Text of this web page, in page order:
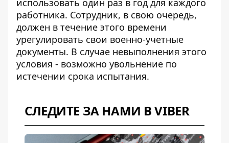
использовать один раз в год для каждого
работника. Сотрудник, в свою очередь,
должен в течение этого времени
урегулировать свои военно-учетные
документы. В случае невыполнения этого
условия - возможно увольнение по
истечении срока испытания.
СЛЕДИТЕ ЗА НАМИ В VIBER